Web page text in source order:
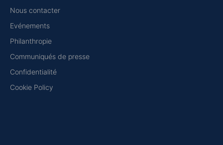
Nous contacter
Evénements
Philanthropie
Communiqués de presse
Confidentialité
Cookie Policy